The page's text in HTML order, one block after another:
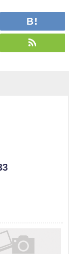
がこちら
怖
】